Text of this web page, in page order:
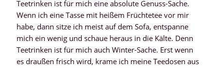
Teetrinken ist für mich eine absolute Genuss-Sache.
Wenn ich eine Tasse mit heißem Früchtetee vor mir
habe, dann sitze ich meist auf dem Sofa, entspanne
mich ein wenig und schaue heraus in die Kälte. Denn
Teetrinken ist für mich auch Winter-Sache. Erst wenn
es draußen frisch wird, krame ich meine Teedosen aus